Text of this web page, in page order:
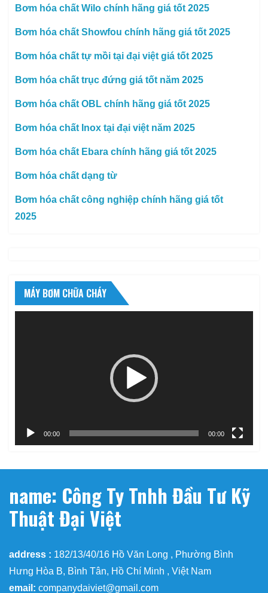
Bơm hóa chất Wilo chính hãng giá tốt 2025
Bơm hóa chất Showfou chính hãng giá tốt 2025
Bơm hóa chất tự mồi tại đại việt giá tốt 2025
Bơm hóa chất trục đứng giá tốt năm 2025
Bơm hóa chất OBL chính hãng giá tốt 2025
Bơm hóa chất Inox tại đại việt năm 2025
Bơm hóa chất Ebara chính hãng giá tốt 2025
Bơm hóa chất dạng từ
Bơm hóa chất công nghiệp chính hãng giá tốt
2025
MÁY BƠM CHỮA CHÁY
00:00 00:00
name: Công Ty Tnhh Đầu Tư Kỹ
Thuật Đại Việt
address : 182/13/40/16 Hồ Văn Long , Phường Bình
Hưng Hòa B, Bình Tân, Hồ Chí Minh , Việt Nam
email: companydaiviet@gmail.com